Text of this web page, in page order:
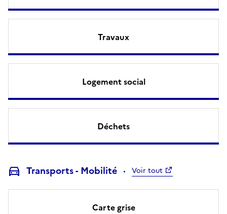
Travaux
Logement social
Déchets
Transports - Mobilité Voir tout
Carte grise